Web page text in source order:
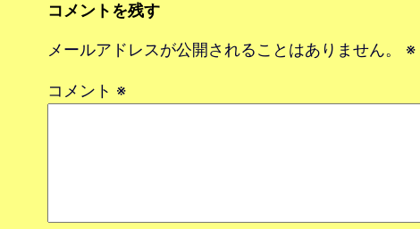
コメントを残す
メールアドレスが公開されることはありません。 ※
コメント ※